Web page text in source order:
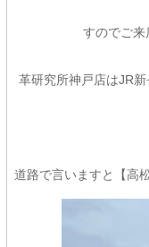
すのでご来
革研究所神戸店はJR
道路で言いますと【高